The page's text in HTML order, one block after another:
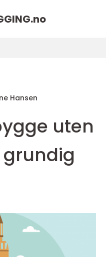
no
Hansen
uten
grundig